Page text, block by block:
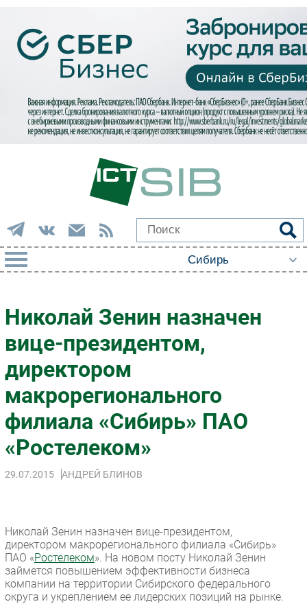
Импорто­замещение
Автоматизация Промышленности
Интернет
Мобильная связь
Фиксированная связь
Интеграция
Рынок ПК
Торговые сети
Outsourcing
Кадры
Регулирование
Финансы
Николай Зенин назначен
вице-президентом,
директором
макрорегионального
филиала «Сибирь» ПАО
«Ростелеком»
29.07.2015 АНДРЕЙ БЛИНОВ
Николай Зенин назначен вице-президентом,
директором макрорегионального филиала «Сибирь»
ПАО «Ростелеком». На новом посту Николай Зенин
займется повышением эффективности бизнеса
компании на территории Сибирского федерального
округа и укреплением ее лидерских позиций на рынке.